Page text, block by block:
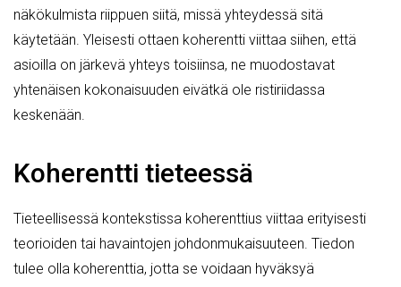
näkökulmista riippuen siitä, missä yhteydessä sitä
käytetään. Yleisesti ottaen koherentti viittaa siihen, että
asioilla on järkevä yhteys toisiinsa, ne muodostavat
yhtenäisen kokonaisuuden eivätkä ole ristiriidassa
keskenään.
Koherentti tieteessä
Tieteellisessä kontekstissa koherenttius viittaa erityisesti
teorioiden tai havaintojen johdonmukaisuuteen. Tiedon
tulee olla koherenttia, jotta se voidaan hyväksyä